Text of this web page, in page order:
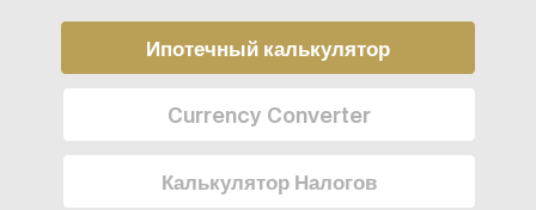
Ипотечный калькулятор
Currency Converter
Калькулятор Налогов